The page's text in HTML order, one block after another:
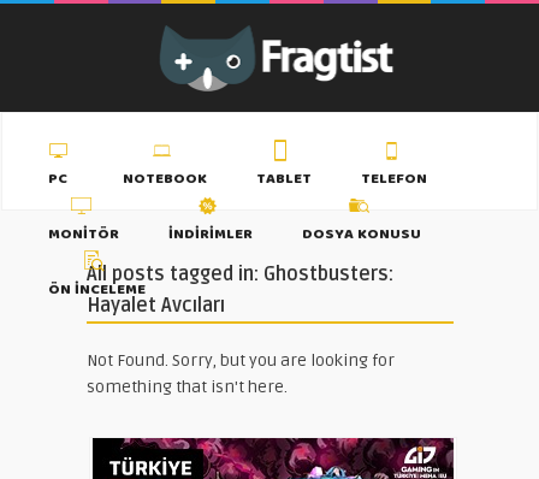
PC NOTEBOOK TABLET
TELEFON
MONITÖR
İNDIRIMLER
DOSYA KONUSU
ÖN İNCELEME
All posts tagged in: Ghostbusters:
Hayalet Avcıları
Not Found. Sorry, but you are looking for
something that isn't here.